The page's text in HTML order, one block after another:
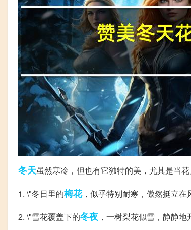
冬天虽然寒冷，但也有它独特的美，尤其是当
1. \"冬日里的梅花，似乎特别耐寒，傲然挺立
2. \"雪花覆盖下的冬夜 ，一树梨花似雪，静静